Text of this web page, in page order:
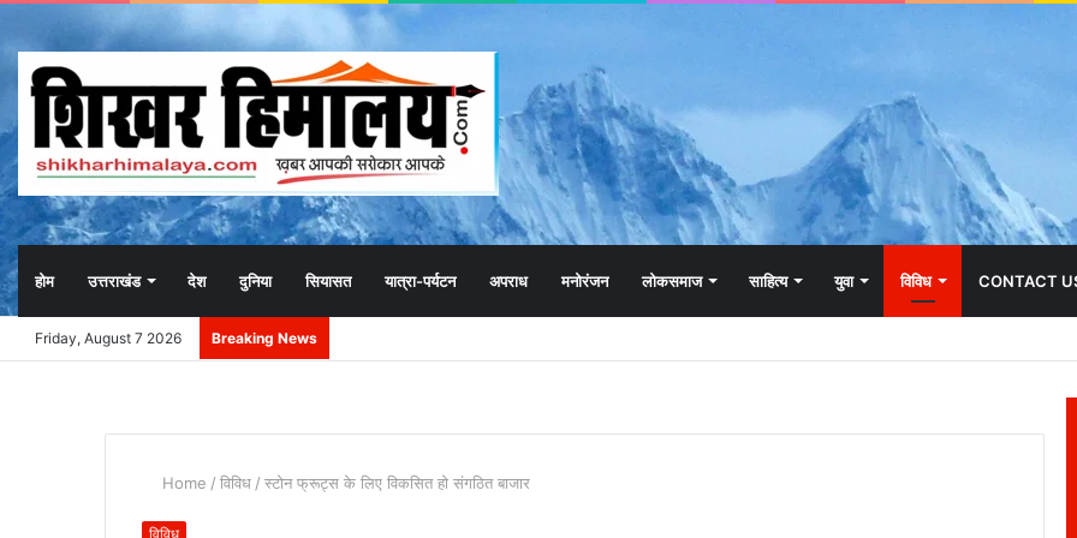
होम उत्तराखंड देश दुनिया सियासत यात्रा-पर्यटन अपराध मनोरंजन लोकसमाज साहित्य युवा विविध CONTACT
Friday, August 7 2026 Breaking News
Home / विविध / स्टोन फ्रूट्स के लिए विकसित हो संगठित बाजार
विविध